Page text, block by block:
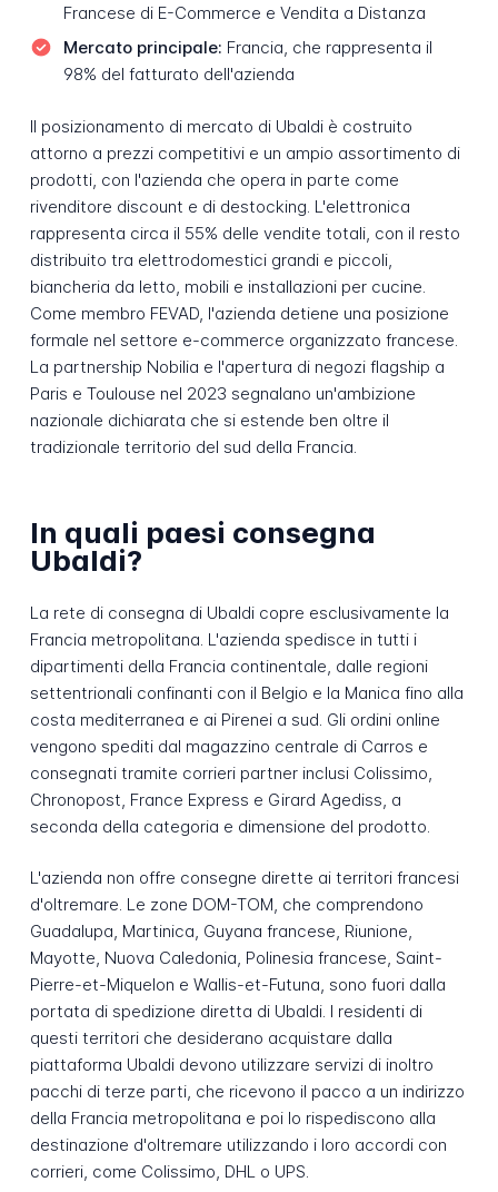
Francese di E-Commerce e Vendita a Distanza
Mercato principale: Francia, che rappresenta il
98% del fatturato dell'azienda
Il posizionamento di mercato di Ubaldi è costruito
attorno a prezzi competitivi e un ampio assortimento di
prodotti, con l'azienda che opera in parte come
rivenditore discount e di destocking. L'elettronica
rappresenta circa il 55% delle vendite totali, con il resto
distribuito tra elettrodomestici grandi e piccoli,
biancheria da letto, mobili e installazioni per cucine.
Come membro FEVAD, l'azienda detiene una posizione
formale nel settore e-commerce organizzato francese.
La partnership Nobilia e l'apertura di negozi flagship a
Paris e Toulouse nel 2023 segnalano un'ambizione
nazionale dichiarata che si estende ben oltre il
tradizionale territorio del sud della Francia.
In quali paesi consegna
Ubaldi?
La rete di consegna di Ubaldi copre esclusivamente la
Francia metropolitana. L'azienda spedisce in tutti i
dipartimenti della Francia continentale, dalle regioni
settentrionali confinanti con il Belgio e la Manica fino alla
costa mediterranea e ai Pirenei a sud. Gli ordini online
vengono spediti dal magazzino centrale di Carros e
consegnati tramite corrieri partner inclusi Colissimo,
Chronopost, France Express e Girard Agediss, a
seconda della categoria e dimensione del prodotto.
L'azienda non offre consegne dirette ai territori francesi
d'oltremare. Le zone DOM-TOM, che comprendono
Guadalupa, Martinica, Guyana francese, Riunione,
Mayotte, Nuova Caledonia, Polinesia francese, Saint-
Pierre-et-Miquelon e Wallis-et-Futuna, sono fuori dalla
portata di spedizione diretta di Ubaldi. I residenti di
questi territori che desiderano acquistare dalla
piattaforma Ubaldi devono utilizzare servizi di inoltro
pacchi di terze parti, che ricevono il pacco a un indirizzo
della Francia metropolitana e poi lo rispediscono alla
destinazione d'oltremare utilizzando i loro accordi con
corrieri, come Colissimo, DHL o UPS.